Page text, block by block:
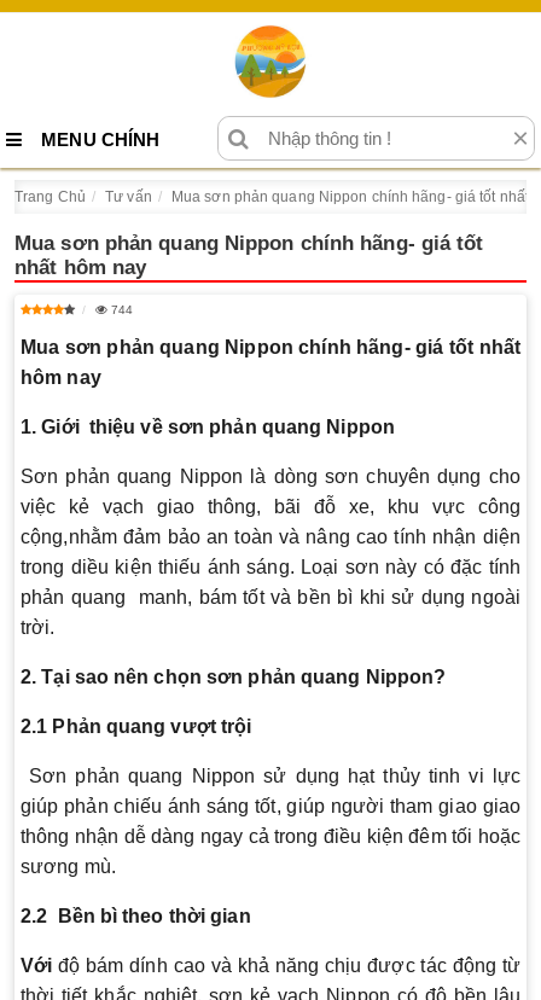
MENU CHÍNH ×
Trang Chủ Tư vấn Mua sơn phản quang Nippon chính hãng- giá tốt nhất
Mua sơn phản quang Nippon chính hãng- giá tốt
nhất hôm nay
744
Mua sơn phản quang Nippon chính hãng- giá tốt nhất
hôm nay
1. Giới thiệu về sơn phản quang Nippon
Sơn phản quang Nippon là dòng sơn chuyên dụng cho
việc kẻ vạch giao thông, bãi đỗ xe, khu vực công
cộng,nhằm đảm bảo an toàn và nâng cao tính nhận diện
trong diều kiện thiếu ánh sáng. Loại sơn này có đặc tính
phản quang manh, bám tốt và bền bì khi sử dụng ngoài
trời.
2. Tại sao nên chọn sơn phản quang Nippon?
2.1 Phản quang vượt trội
Sơn phản quang Nippon sử dụng hạt thủy tinh vi lực
giúp phản chiếu ánh sáng tốt, giúp người tham giao giao
thông nhận dễ dàng ngay cả trong điều kiện đêm tối hoặc
sương mù.
2.2 Bền bì theo thời gian
Với độ bám dính cao và khả năng chịu được tác động từ
thời tiết khắc nghiệt, sơn kẻ vạch Nippon có độ bền lâu